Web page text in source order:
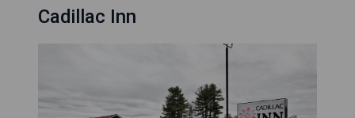
Cadillac Inn